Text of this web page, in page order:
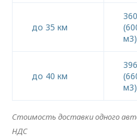
до 35 км
м3)
до 40 км
м3)
Стоимость доставки одного
НДС